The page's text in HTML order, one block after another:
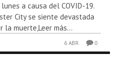
a causa del COVID-19.
City se siente devastada
la muerte,Leer más...
6 ABR 0